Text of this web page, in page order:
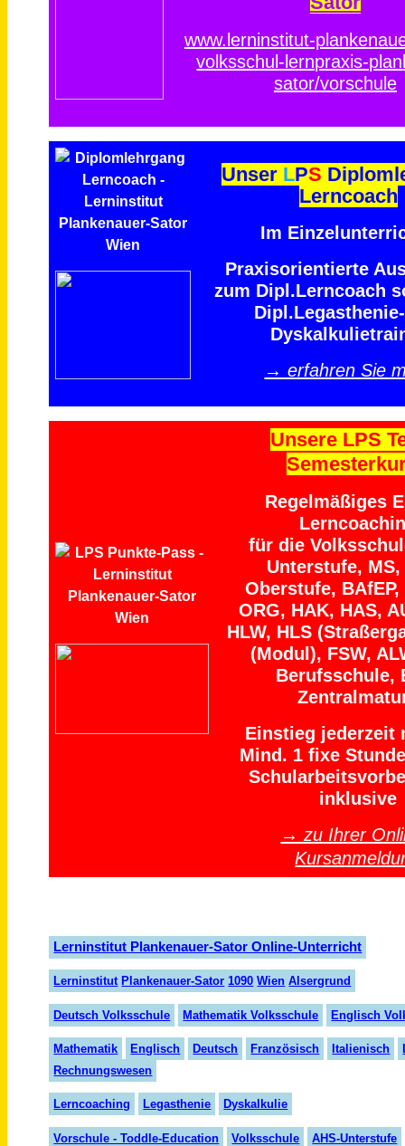
www.lerninstitut-
volksschul-lernpraxis-
sator/vorschule
Unser LPS
Lerncoach
Im
Praxisorientierte
zum Dipl.Lerncoach
→ erfahren Sie
Unsere LPS
Regelmäßiges
für die
Unterstufe, MS,
Oberstufe, BAfEP,
ORG, HAK, HAS,
HLW, HLS
(Modul), FSW,
Berufsschule,
Einstieg jederzeit
Mind. 1 fixe
inklusive
→ zu Ihrer
Lerninstitut Plankenauer-Sator Online-Unterricht
Lerninstitut Plankenauer-Sator 1090 Wien Alsergrund
Deutsch Volksschule Mathematik Volksschule Englisch
Mathematik Englisch Deutsch Französisch Italienisch
Rechnungswesen
Lerncoaching Legasthenie Dyskalkulie
Vorschule - Toddle-Education Volksschule AHS-Unterstufe